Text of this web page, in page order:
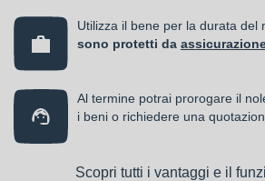
Utilizza il bene per la durata del
sono protetti da
Al termine potrai prorogare il
i beni o richiedere una
Scopri tutti i vantaggi e il